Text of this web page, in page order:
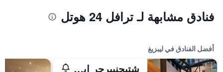
فنادق مشابهة لـ ترافل 24 هوتل
أفضل الفنادق في ليبزيغ
شتيجنبيرجر إيكون جراند هوتل هانديلشوف